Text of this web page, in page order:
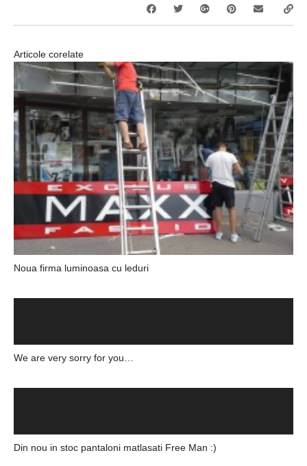
Articole corelate
Noua firma luminoasa cu leduri
We are very sorry for you…
Din nou in stoc pantaloni matlasati Free Man :)